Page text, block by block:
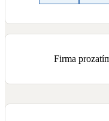
Balkonové
Firma